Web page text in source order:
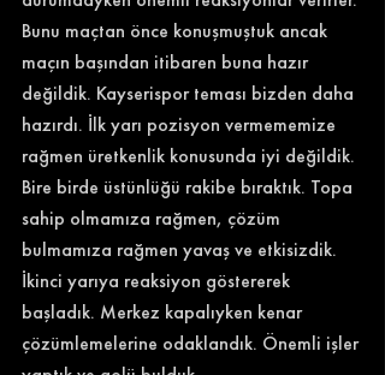
Bunu maçtan önce konuşmuştuk ancak
maçın başından itibaren buna hazır
değildik. Kayserispor teması bizden daha
hazırdı. İlk yarı pozisyon vermememize
rağmen üretkenlik konusunda iyi değildik.
Bire birde üstünlüğü rakibe bıraktık. Topa
sahip olmamıza rağmen, çözüm
bulmamıza rağmen yavaş ve etkisizdik.
İkinci yarıya reaksiyon göstererek
başladık. Merkez kapalıyken kenar
çözümlemelerine odaklandık. Önemli işler